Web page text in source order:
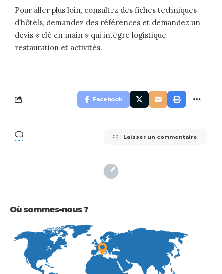
Pour aller plus loin, consultez des fiches techniques
d’hôtels, demandez des références et demandez un
devis « clé en main » qui intègre logistique,
restauration et activités.
Facebook
Laisser un commentaire
Où sommes-nous ?